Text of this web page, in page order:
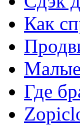
Как
Где